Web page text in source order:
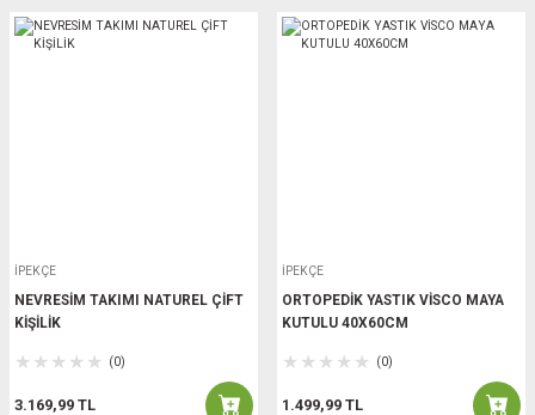
İPEKÇE
NEVRESİM TAKIMI NATUREL ÇİFT
KİŞİLİK
(0)
3.169,99 TL
İPEKÇE
ORTOPEDİK YASTIK VİSCO MAYA
KUTULU 40X60CM
(0)
1.499,99 TL